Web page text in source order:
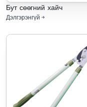
Бут сөөгний хайч
Дэлгэрэнгүй